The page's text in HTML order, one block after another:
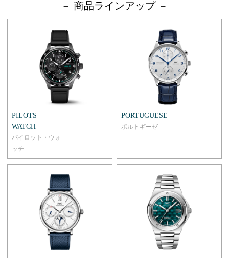
－ 商品ラインアップ －
PILOTS
WATCH
パイロット・ウォ
ッチ
PORTUGUESE
ポルトギーゼ